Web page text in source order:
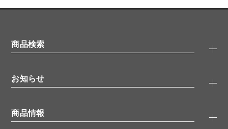
商品検索
タンパク質検索
ELISA/ELISpot検索
品番検索
お知らせ
無料サンプル
商品情報